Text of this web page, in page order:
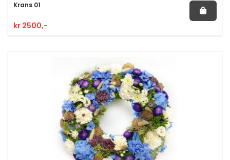
Krans 01
kr 2500,-